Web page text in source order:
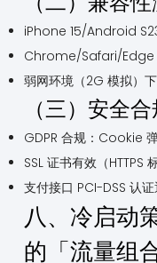
iPhone 15/Android
Chrome/Safari/Edge
弱网环境（2G 模拟）
（三）安全
GDPR 合规：Cookie
SSL 证书有效（HTTPS
支付接口 PCI-DSS 认
八、冷启动
的「流量组